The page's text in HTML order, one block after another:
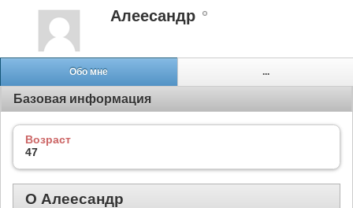
Алеесандр
Обо мне ...
Базовая информация
Возраст
47
О Алеесандр